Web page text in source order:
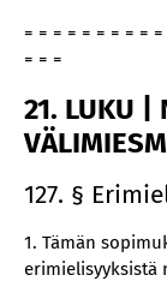
= = = = = = = = =
= = =
21. LUKU |
127. §
1. Tämän
erimielisyyksistä